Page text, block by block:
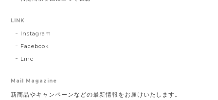
LINK
Instagram
Facebook
Line
Mail Magazine
新商品やキャンペーンなどの最新情報をお届けいたします。